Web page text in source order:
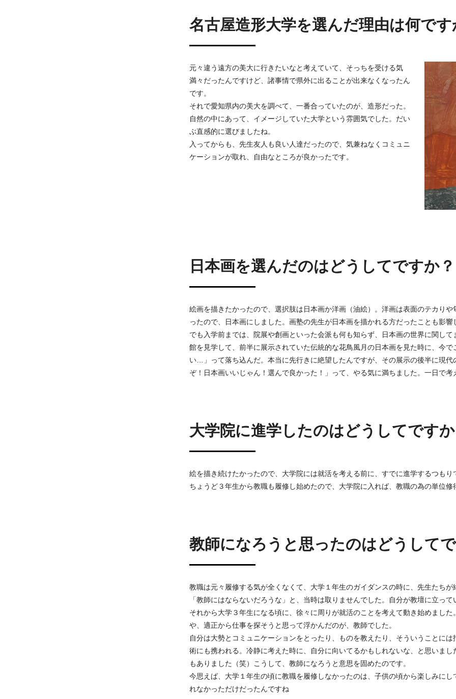
名古屋造形大学を選んだ理由は何です
元々違う遠方の美大に行きたいなと考えていて、そっちを受ける気
満々だったんですけど、諸事情で県外に出ることが出来なくなったん
です。
それで愛知県内の美大を調べて、一番合っていたのが、造形だった。
自然の中にあって、イメージしていた大学という雰囲気でした。だい
ぶ直感的に選びましたね。
入ってからも、先生友人も良い人達だったので、気兼ねなくコミュニ
ケーションが取れ、自由なところが良かったです。
日本画を選んだのはどうしてですか？
絵画を描きたかったので、選択肢は日本画か洋画（油絵）。洋画は表面のテカり
ったので、日本画にしました。画塾の先生が日本画を描かれる方だったことも影響
でも入学前までは、院展や創画といった会派も何も知らず、日本画の世界に関し
館を見学して、前半に展示されていた伝統的な花鳥風月の日本画を見た時に、今
い…」って落ち込んだ。本当に先行きに絶望したんですが、その展示の後半に現
ぞ！日本画いいじゃん！選んで良かった！」って、やる気に満ちました。一日で
大学院に進学したのはどうしてです
絵を描き続けたかったので、大学院には就活を考える前に、すでに進学するつもり
ちょうど３年生から教職も履修し始めたので、大学院に入れば、教職の為の単位
教師になろうと思ったのはどうして
教職は元々履修する気が全くなくて、大学１年生のガイダンスの時に、先生たち
「教師にはならないだろうな」と、当時は取りませんでした。自分が教壇に立っ
それから大学３年生になる頃に、徐々に周りが就活のことを考えて動き始めまし
や、適正から仕事を探そうと思って浮かんだのが、教師でした。
自分は大勢とコミュニケーションをとったり、ものを教えたり、そういうことに
術にも携われる。冷静に考えた時に、自分に向いてるかもしれないな、と思いま
もありました（笑）こうして、教師になろうと意思を固めたのです。
今思えば、大学１年生の頃に教職を履修しなかったのは、子供の頃から楽しみに
れなかっただけだったんですね